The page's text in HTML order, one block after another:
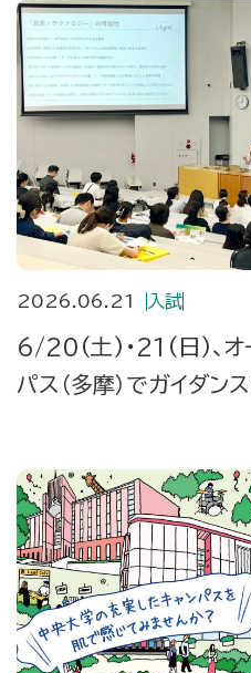
2026.06.21 入試
6/20(土)・21(日)、オ
パス（多摩）でガイダン